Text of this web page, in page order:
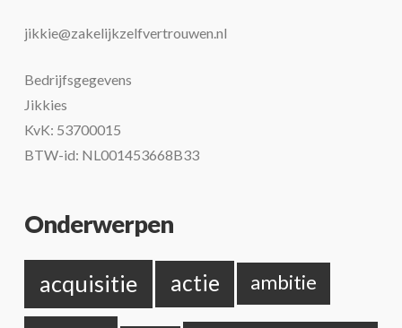
jikkie@zakelijkzelfvertrouwen.nl
Bedrijfsgegevens
Jikkies
KvK: 53700015
BTW-id: NL001453668B33
Onderwerpen
acquisitie actie ambitie